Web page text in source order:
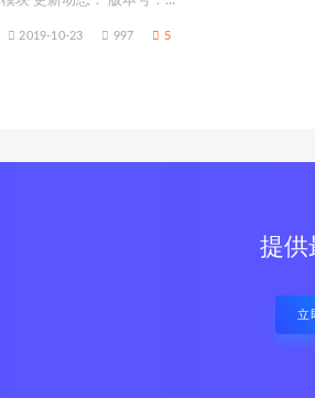
2019-10-23 997 5
提供
立